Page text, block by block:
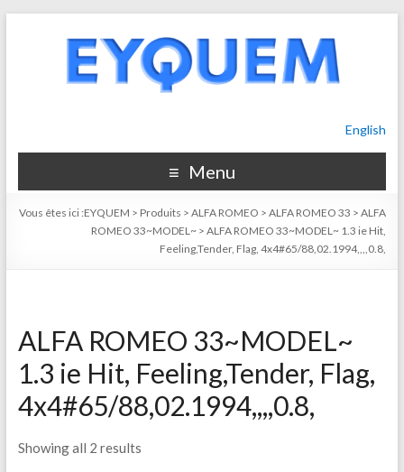
English
Menu
Vous êtes ici :EYQUEM > Produits >ALFA ROMEO >ALFA ROMEO 33 >ALFA
ROMEO 33~MODEL~ >ALFA ROMEO 33~MODEL~ 1.3 ie Hit,
Feeling,Tender, Flag, 4x4#65/88,02.1994,,,,0.8,
ALFA ROMEO 33~MODEL~
1.3 ie Hit, Feeling,Tender, Flag,
4x4#65/88,02.1994,,,,0.8,
Showing all 2 results